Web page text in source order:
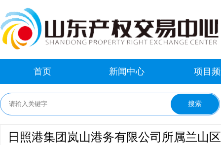
首页 新闻中心 项目
日照港集团岚山港务有限公司所属兰山